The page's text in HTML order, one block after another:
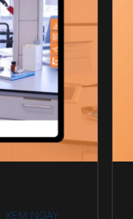
XEM NGAY